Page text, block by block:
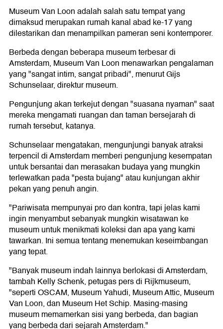
Museum Van Loon adalah salah satu tempat yang
dimaksud merupakan rumah kanal abad ke-17 yang
dilestarikan dan menampilkan pameran seni kontemporer.
Berbeda dengan beberapa museum terbesar di
Amsterdam, Museum Van Loon menawarkan pengalaman
yang "sangat intim, sangat pribadi", menurut Gijs
Schunselaar, direktur museum.
Pengunjung akan terkejut dengan "suasana nyaman" saat
mereka mengamati ruangan dan taman bersejarah di
rumah tersebut, katanya.
Schunselaar mengatakan, mengunjungi banyak atraksi
terpencil di Amsterdam memberi pengunjung kesempatan
untuk bersantai dan merasakan budaya yang mungkin
terlewatkan pada "pesta bujang" atau kunjungan akhir
pekan yang penuh angin.
"Pariwisata mempunyai pro dan kontra, tapi jelas kami
ingin menyambut sebanyak mungkin wisatawan ke
museum untuk menikmati koleksi dan apa yang kami
tawarkan. Ini semua tentang menemukan keseimbangan
yang tepat.
"Banyak museum indah lainnya berlokasi di Amsterdam,
tambah Kelly Schenk, petugas pers di Rijkmuseum,
"seperti OSCAM, Museum Yahudi, Museum Attic, Museum
Van Loon, dan Museum Het Schip. Masing-masing
museum memamerkan sisi yang berbeda, dan bagian
yang berbeda dari sejarah Amsterdam."